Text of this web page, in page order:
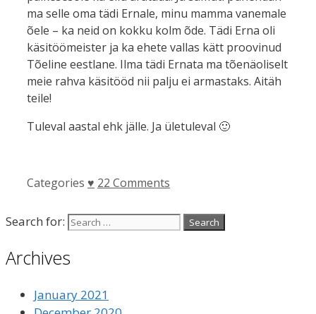
ma selle oma tädi Ernale, minu mamma vanemale
õele – ka neid on kokku kolm õde. Tädi Erna oli
käsitöömeister ja ka ehete vallas kätt proovinud
Tõeline eestlane. Ilma tädi Ernata ma tõenäoliselt
meie rahva käsitööd nii palju ei armastaks. Aitäh
teile!
Tuleval aastal ehk jälle. Ja ületuleval 🙂
Categories ♥ 22 Comments
Search for:
Archives
January 2021